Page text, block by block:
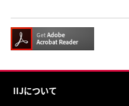
IIJについて